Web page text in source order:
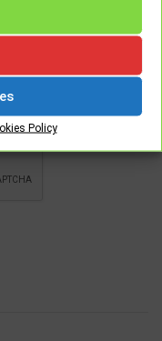
Policy